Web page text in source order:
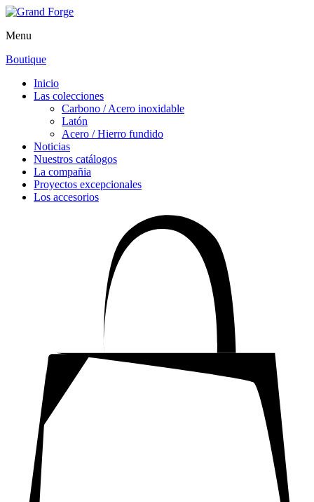
Menu
Boutique
Inicio
Las colecciones
Carbono / Acero inoxidable
Latón
Acero / Hierro fundido
Noticias
Nuestros catálogos
La compañia
Proyectos excepcionales
Los accesorios